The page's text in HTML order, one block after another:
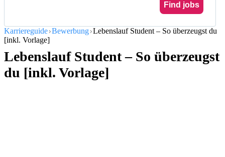
Find jobs
Karriereguide Bewerbung Lebenslauf Student – So überzeugst du
[inkl. Vorlage]
Lebenslauf Student – So überzeugst
du [inkl. Vorlage]